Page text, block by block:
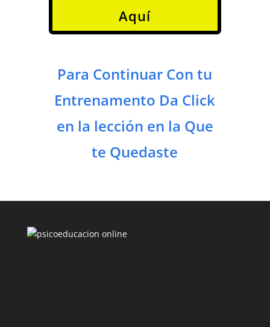
Aquí
Para Continuar Con tu
Entrenamento Da Click
en la lección en la Que
te Quedaste